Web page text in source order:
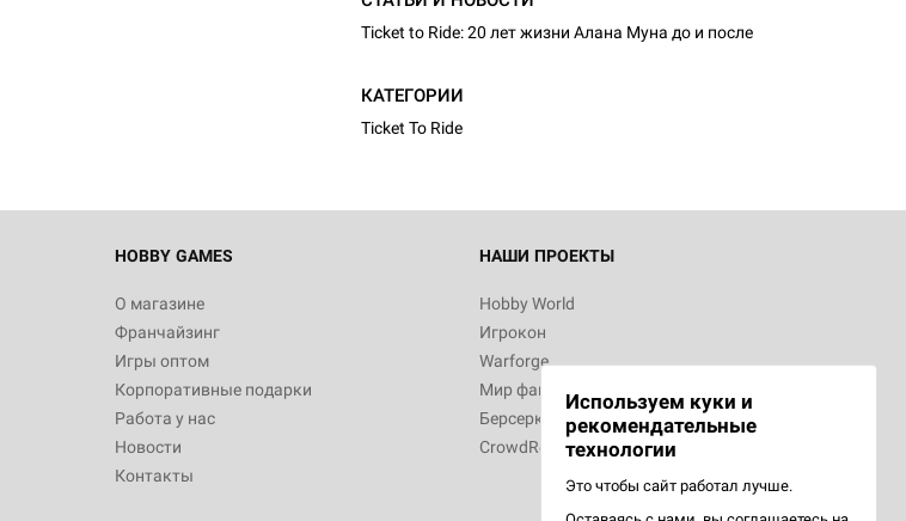
Ticket to Ride: 20 лет жизни Алана Муна до и после
КАТЕГОРИИ
Ticket To Ride
HOBBY GAMES
О магазине
Франчайзинг
Игры оптом
Корпоративные подарки
Работа у нас
Новости
Контакты
НАШИ ПРОЕКТЫ
Hobby World
Игрокон
Warforge
Мир фантастики
Берсерк
CrowdRepublic
Используем куки и
рекомендательные
технологии
Это чтобы сайт работал лучше.
Настольная игра Hobby World Монстры
Белая смерть
12 990
Настольная игра Hobby World Ужас
3 490